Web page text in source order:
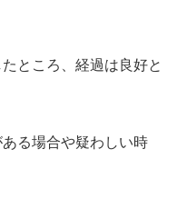
ところ、経過は良好と
る場合や疑わしい時